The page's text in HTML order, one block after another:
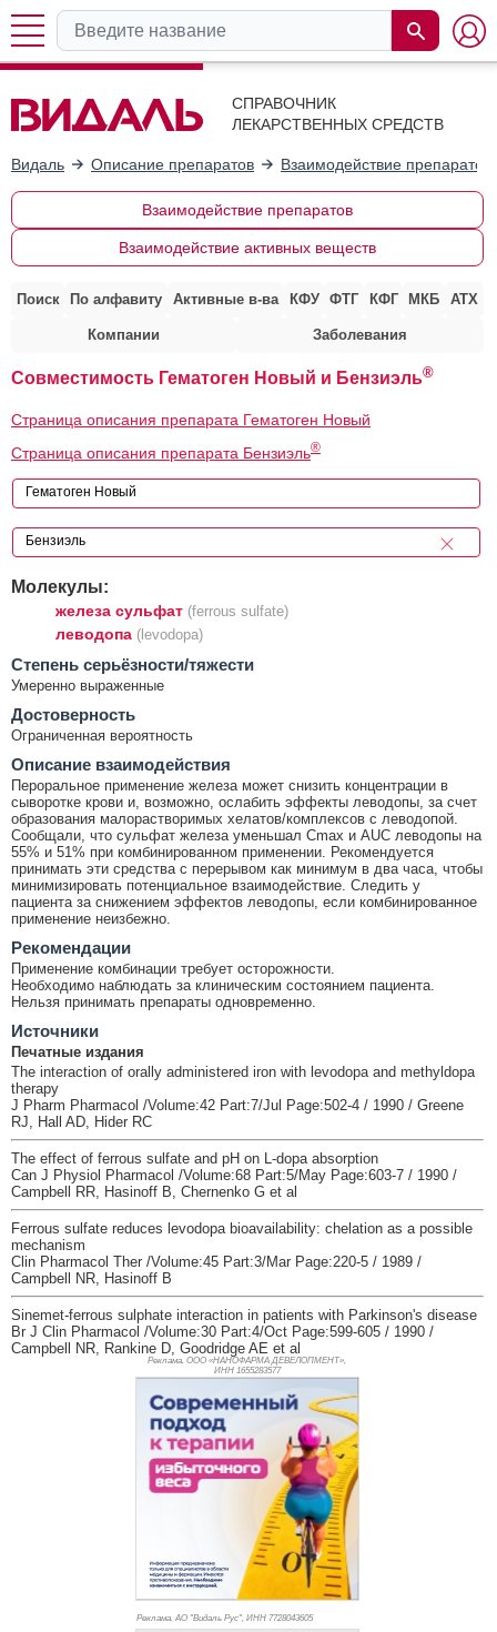
СПРАВОЧНИК
ЛЕКАРСТВЕННЫХ СРЕДСТВ
Видаль Описание препаратов Взаимодействие препаратов
Взаимодействие препаратов
Взаимодействие активных веществ
Поиск По алфавиту Активные в-ва КФУ ФТГ КФГ МКБ АТХ
Компании Заболевания
Совместимость Гематоген Новый и Бензиэль®
Страница описания препарата Гематоген Новый
Страница описания препарата Бензиэль®
Молекулы:
железа сульфат (ferrous sulfate)
леводопа (levodopa)
Cтепень серьёзности/тяжести
Умеренно выраженные
Достоверность
Ограниченная вероятность
Описание взаимодействия
Пероральное применение железа может снизить концентрации в
сыворотке крови и, возможно, ослабить эффекты леводопы, за счет
образования малорастворимых хелатов/комплексов с леводопой.
Сообщали, что сульфат железа уменьшал Cmax и AUC леводопы на
55% и 51% при комбинированном применении. Рекомендуется
принимать эти средства с перерывом как минимум в два часа, чтобы
минимизировать потенциальное взаимодействие. Следить у
пациента за снижением эффектов леводопы, если комбинированное
применение неизбежно.
Рекомендации
Применение комбинации требует осторожности.
Необходимо наблюдать за клиническим состоянием пациента.
Нельзя принимать препараты одновременно.
Источники
Печатные издания
The interaction of orally administered iron with levodopa and methyldopa
therapy
J Pharm Pharmacol /Volume:42 Part:7/Jul Page:502-4 / 1990 / Greene
RJ, Hall AD, Hider RC
The effect of ferrous sulfate and pH on L-dopa absorption
Can J Physiol Pharmacol /Volume:68 Part:5/May Page:603-7 / 1990 /
Campbell RR, Hasinoff B, Chernenko G et al
Ferrous sulfate reduces levodopa bioavailability: chelation as a possible
mechanism
Clin Pharmacol Ther /Volume:45 Part:3/Mar Page:220-5 / 1989 /
Campbell NR, Hasinoff B
Sinemet-ferrous sulphate interaction in patients with Parkinson's disease
Br J Clin Pharmacol /Volume:30 Part:4/Oct Page:599-605 / 1990 /
Campbell NR, Rankine D, Goodridge AE et al
Реклама. ООО «НАНОФАРМА ДЕВЕЛОПМЕНТ»,
ИНН 1655283577
Реклама. АО "Видаль Рус", ИНН 7728043605